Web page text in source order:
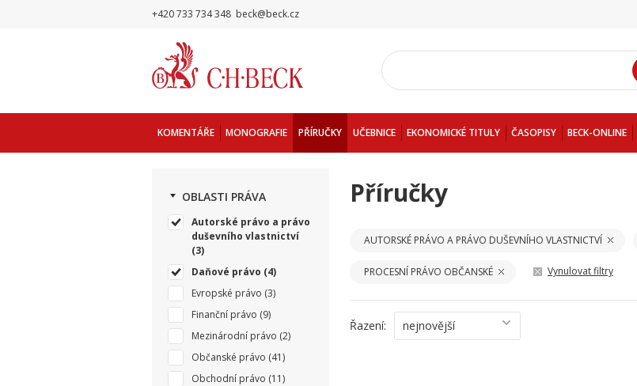
+420 733 734 348 beck@beck.cz
KOMENTÁŘE MONOGRAFIE PŘÍRUČKY UČEBNICE EKONOMICKÉ TITULY ČASOPISY BECK-ONLINE
OBLASTI PRÁVA
Autorské právo a právo
duševního vlastnictví
(3)
Daňové právo (4)
Evropské právo (3)
Finanční právo (9)
Mezinárodní právo (2)
Občanské právo (41)
Obchodní právo (11)
Příručky
AUTORSKÉ PRÁVO A PRÁVO DUŠEVNÍHO VLASTNICTVÍ
PROCESNÍ PRÁVO OBČANSKÉ Vynulovat filtry
Řazení: nejnovější